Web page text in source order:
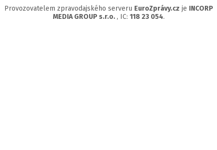
Provozovatelem zpravodajského serveru EuroZprávy.cz je INCORP
MEDIA GROUP s.r.o. , IC: 118 23 054.